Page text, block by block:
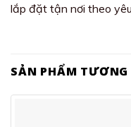
lắp đặt tận nơi theo
SẢN PHẨM